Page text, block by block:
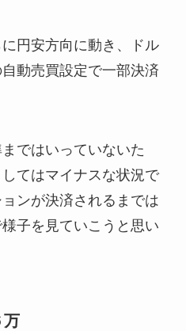
円安方向に動き、ドル
動売買設定で一部決済
ではいっていないた
てはマイナスな状況で
ンが決済されるまでは
子を見ていこうと思い